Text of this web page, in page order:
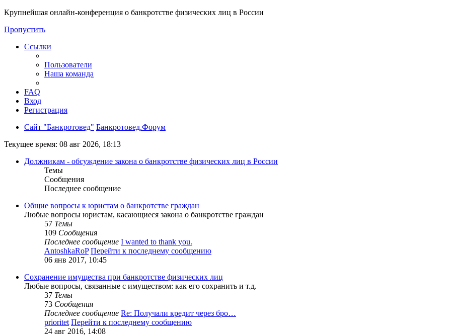
Крупнейшая онлайн-конференция о банкротстве физических лиц в России
Пропустить
Ссылки
Пользователи
Наша команда
FAQ
Вход
Регистрация
Сайт "Банкротовед" Банкротовед.Форум
Текущее время: 08 авг 2026, 18:13
Должникам - обсуждение закона о банкротстве физических лиц в России
Темы
Сообщения
Последнее сообщение
Общие вопросы к юристам о банкротстве граждан
Любые вопросы юристам, касающиеся закона о банкротстве граждан
57 Темы
109 Сообщения
Последнее сообщение I wanted to thank you.
AntoshkaRoP Перейти к последнему сообщению
06 янв 2017, 10:45
Сохранение имущества при банкротстве физических лиц
Любые вопросы, связанные с имуществом: как его сохранить и т.д.
37 Темы
73 Сообщения
Последнее сообщение Re: Получали кредит через бро…
prioritet Перейти к последнему сообщению
24 авг 2016, 14:08